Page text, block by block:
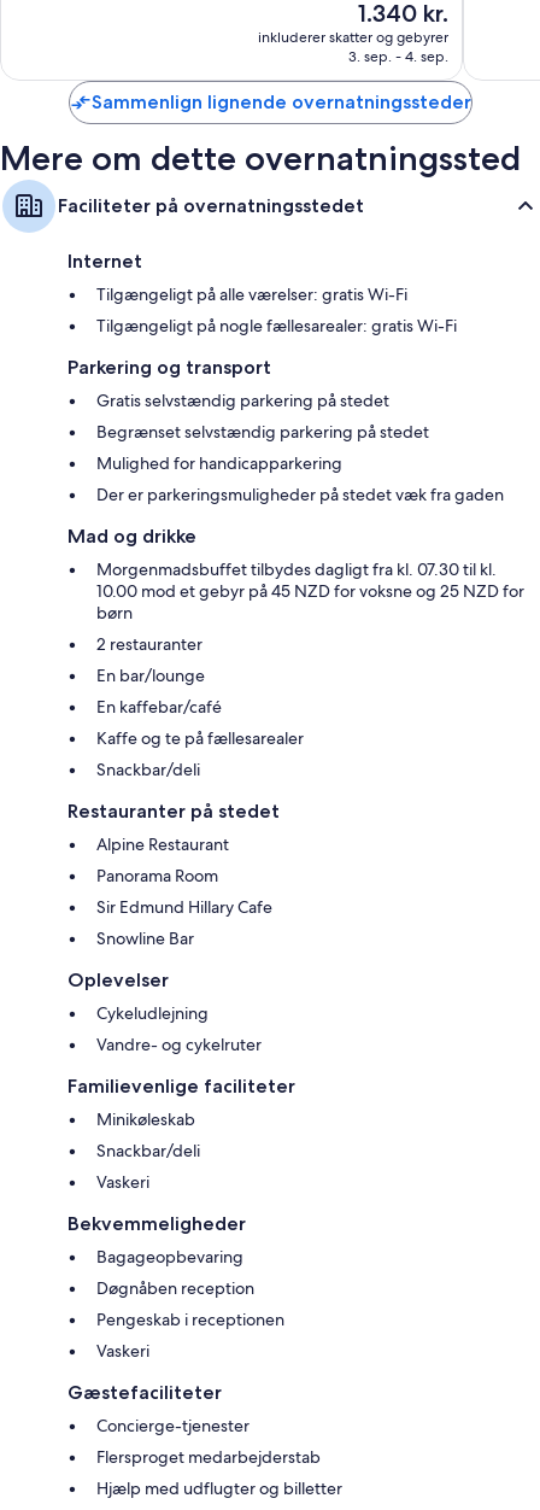
Prisen
er
1.340 kr.
1.340 kr.
inkluderer skatter og gebyrer
3. sep. - 4. sep.
Sammenlign lignende overnatningssteder
Mere om dette overnatningssted
Faciliteter på overnatningsstedet
Internet
Tilgængeligt på alle værelser: gratis Wi-Fi
Tilgængeligt på nogle fællesarealer: gratis Wi-Fi
Parkering og transport
Gratis selvstændig parkering på stedet
Begrænset selvstændig parkering på stedet
Mulighed for handicapparkering
Der er parkeringsmuligheder på stedet væk fra gaden
Mad og drikke
Morgenmadsbuffet tilbydes dagligt fra kl. 07.30 til kl.
10.00 mod et gebyr på 45 NZD for voksne og 25 NZD for
børn
2 restauranter
En bar/lounge
En kaffebar/café
Kaffe og te på fællesarealer
Snackbar/deli
Restauranter på stedet
Alpine Restaurant
Panorama Room
Sir Edmund Hillary Cafe
Snowline Bar
Oplevelser
Cykeludlejning
Vandre- og cykelruter
Familievenlige faciliteter
Minikøleskab
Snackbar/deli
Vaskeri
Bekvemmeligheder
Bagageopbevaring
Døgnåben reception
Pengeskab i receptionen
Vaskeri
Gæstefaciliteter
Concierge-tjenester
Flersproget medarbejderstab
Hjælp med udflugter og billetter